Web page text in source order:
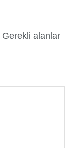
Gerekli alanlar